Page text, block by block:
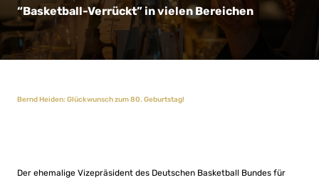
“Basketball-Verrückt” in vielen Bereichen
Bernd Heiden: Glückwunsch zum 80. Geburtstag!
Der ehemalige Vizepräsident des Deutschen Basketball Bundes für